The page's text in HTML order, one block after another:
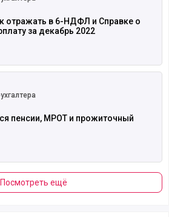
отражать в 6-НДФЛ и Справке о
за декабрь 2022
пенсии, МРОТ и прожиточный
Посмотреть ещё